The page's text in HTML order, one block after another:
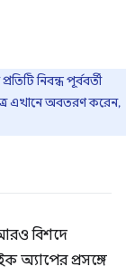
নিবন্ধ পূর্ববর্তী
এখানে অবতরণ করেন,
বিশদে
অ্যাপের প্রসঙ্গে